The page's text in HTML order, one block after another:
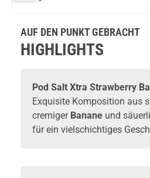
NicSalt
AUF DEN PUNKT GEBRACHT
HIGHLIGHTS
Pod Salt Xtra Strawberry
Exquisite Komposition aus
cremiger Banane und
für ein vielschichtiges